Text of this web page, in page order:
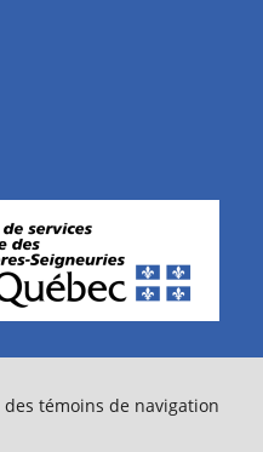
des témoins de navigation